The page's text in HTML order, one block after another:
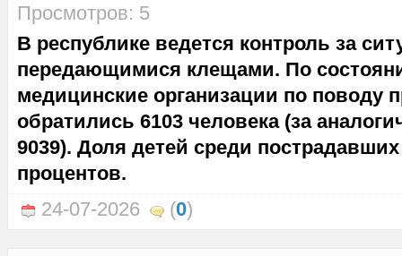
Просмотров: 5
В республике ведется контроль за
передающимися клещами. По
медицинские организации по поводу
обратились 6103 человека (за
9039). Доля детей среди
процентов.
24-07-2026
(0)